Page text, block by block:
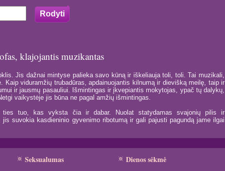
klajojantis muzikantas
Jis dažnai mintyse palieka savo kūną ir iškeliauja toli, toli. Tai muzikali,
Kaip viduramžių trubadūras, apdainuojantis kilnumą ir dievišką meilę, taip ir
ir jausmų pasauliui. Išmintingas ir įkvepiantis mokytojas, ypač tų dalykų,
vaikystėje jis būna ne pagal amžių išmintingas.
ties tuo, kas vyksta čia ir dabar. Nuolat statydamas svajonių pilis ir
suvokia kasdieninio gyvenimo ribotumą ir gali pajusti pagundą jame ilgai
Seksualumas
Dienos sėkmė